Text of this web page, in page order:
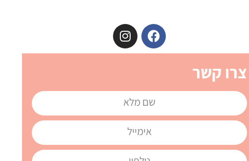
צרו קשר